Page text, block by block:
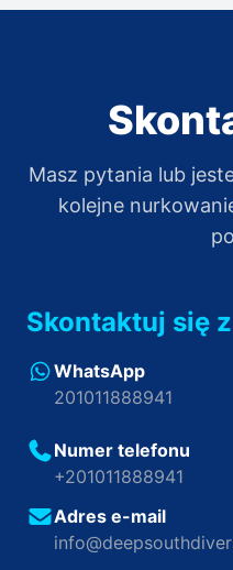
Masz pytania lub
kolejne
Skontaktuj się
WhatsApp
201011888941
Numer telefonu
+201011888941
Adres e-mail